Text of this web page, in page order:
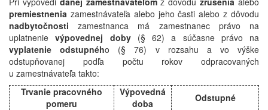
premiestnenia zamestnávateľa alebo jeho časti alebo z dôvodu
nadbytočnosti zamestnanca má zamestnanec právo na
uplatnenievýpovednej doby(§ 62) a súčasne právo na
vyplatenie odstupného (§ 76) v rozsahu a vo výške
odstupňovanej podľa počtu rokov odpracovaných
u zamestnávateľa takto:
Trvanie pracovného
pomeru
Výpovedná
doba
Odstupné